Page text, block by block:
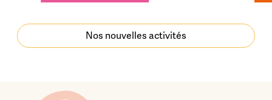
Nos nouvelles activités